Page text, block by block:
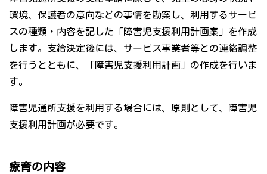
環境、保護者の意向などの事情を勘案し、利用するサービ
スの種類・内容を記した「障害児支援利用計画案」を作成
します。支給決定後には、サービス事業者等との連絡調整
を行うとともに、「障害児支援利用計画」の作成を行いま
す。
障害児通所支援を利用する場合には、原則として、障害児
支援利用計画が必要です。
療育の内容